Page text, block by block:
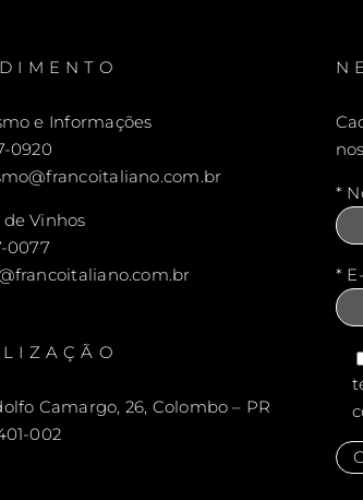
e Informações
0920
Vinhos
0077
Camargo, 26, Colombo – PR
002
*
*